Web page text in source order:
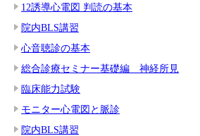
12誘導心電図 判読の基本
院内BLS講習
心音聴診の基本
総合診療セミナー基礎編 神経所見
臨床能力試験
モニター心電図と脈診
院内BLS講習